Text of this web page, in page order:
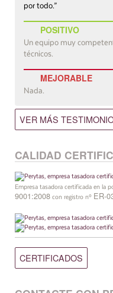
por todo.”
POSITIVO
Un equipo muy
técnicos.
MEJORABLE
Nada.
VER MÁS
CALIDAD
Empresa tasadora certificada en la
9001:2008con registro nº ER-
CERTIFICADOS